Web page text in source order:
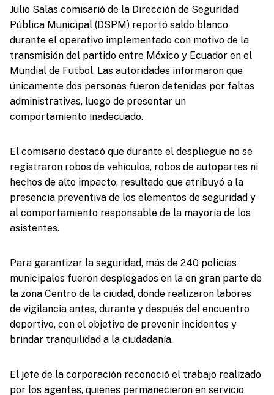
Julio Salas comisarió de la Dirección de Seguridad
Pública Municipal (DSPM) reportó saldo blanco
durante el operativo implementado con motivo de la
transmisión del partido entre México y Ecuador en el
Mundial de Futbol. Las autoridades informaron que
únicamente dos personas fueron detenidas por faltas
administrativas, luego de presentar un
comportamiento inadecuado.
El comisario destacó que durante el despliegue no se
registraron robos de vehículos, robos de autopartes ni
hechos de alto impacto, resultado que atribuyó a la
presencia preventiva de los elementos de seguridad y
al comportamiento responsable de la mayoría de los
asistentes.
Para garantizar la seguridad, más de 240 policías
municipales fueron desplegados en la en gran parte de
la zona Centro de la ciudad, donde realizaron labores
de vigilancia antes, durante y después del encuentro
deportivo, con el objetivo de prevenir incidentes y
brindar tranquilidad a la ciudadanía.
El jefe de la corporación reconoció el trabajo realizado
por los agentes, quienes permanecieron en servicio